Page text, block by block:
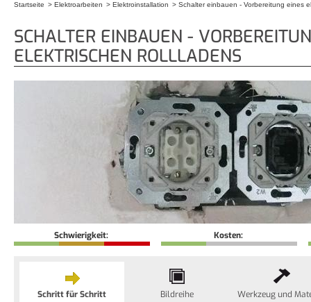
Startseite Elektroarbeiten Elektroinstallation Schalter einbauen - Vorbereitung eines
SCHALTER EINBAUEN -
ELEKTRISCHEN ROLLLADENS
Schwierigkeit: Kosten:
Schritt für Schritt Bildreihe Werkzeug und